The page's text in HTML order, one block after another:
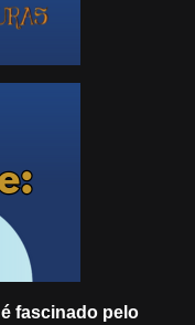
é fascinado pelo